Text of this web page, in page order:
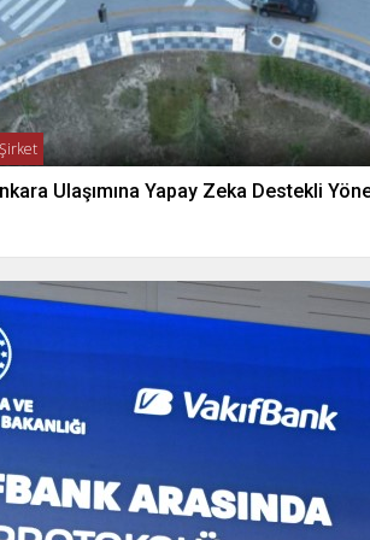
Şirket
Ulaşımına Yapay Zeka Destekli